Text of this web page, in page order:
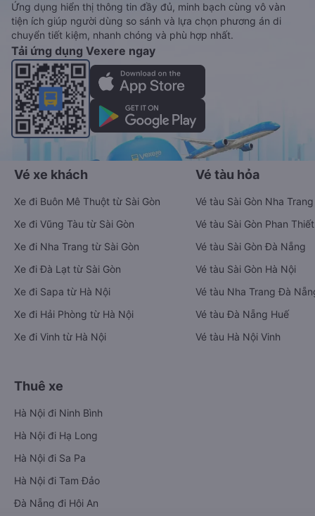
Ứng dụng hiển thị thông tin đầy đủ, minh bạch cùng vô vàn
tiện ích giúp người dùng so sánh và lựa chọn phương án di
chuyển tiết kiệm, nhanh chóng và phù hợp nhất.
Tải ứng dụng Vexere ngay
Vé xe khách
Xe đi Buôn Mê Thuột từ Sài Gòn
Xe đi Vũng Tàu từ Sài Gòn
Xe đi Nha Trang từ Sài Gòn
Xe đi Đà Lạt từ Sài Gòn
Xe đi Sapa từ Hà Nội
Xe đi Hải Phòng từ Hà Nội
Xe đi Vinh từ Hà Nội
Vé tàu hỏa
Vé tàu Sài Gòn Nha Trang
Vé tàu Sài Gòn Phan Thiết
Vé tàu Sài Gòn Đà Nẵng
Vé tàu Sài Gòn Hà Nội
Vé tàu Nha Trang Đà
Vé tàu Đà Nẵng Huế
Vé tàu Hà Nội Vinh
Thuê xe
Hà Nội đi Ninh Bình
Hà Nội đi Hạ Long
Hà Nội đi Sa Pa
Hà Nội đi Tam Đảo
Đà Nẵng đi Hội An